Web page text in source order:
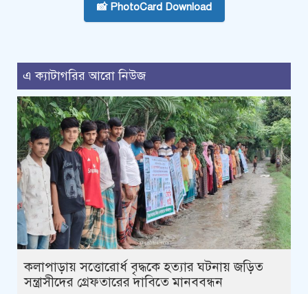
📸 PhotoCard Download
এ ক্যাটাগরির আরো নিউজ
কলাপাড়ায় সত্তোরোর্ধ বৃদ্ধকে হত্যার ঘটনায় জড়িত
সন্ত্রাসীদের গ্রেফতারের দাবিতে মানববন্ধন